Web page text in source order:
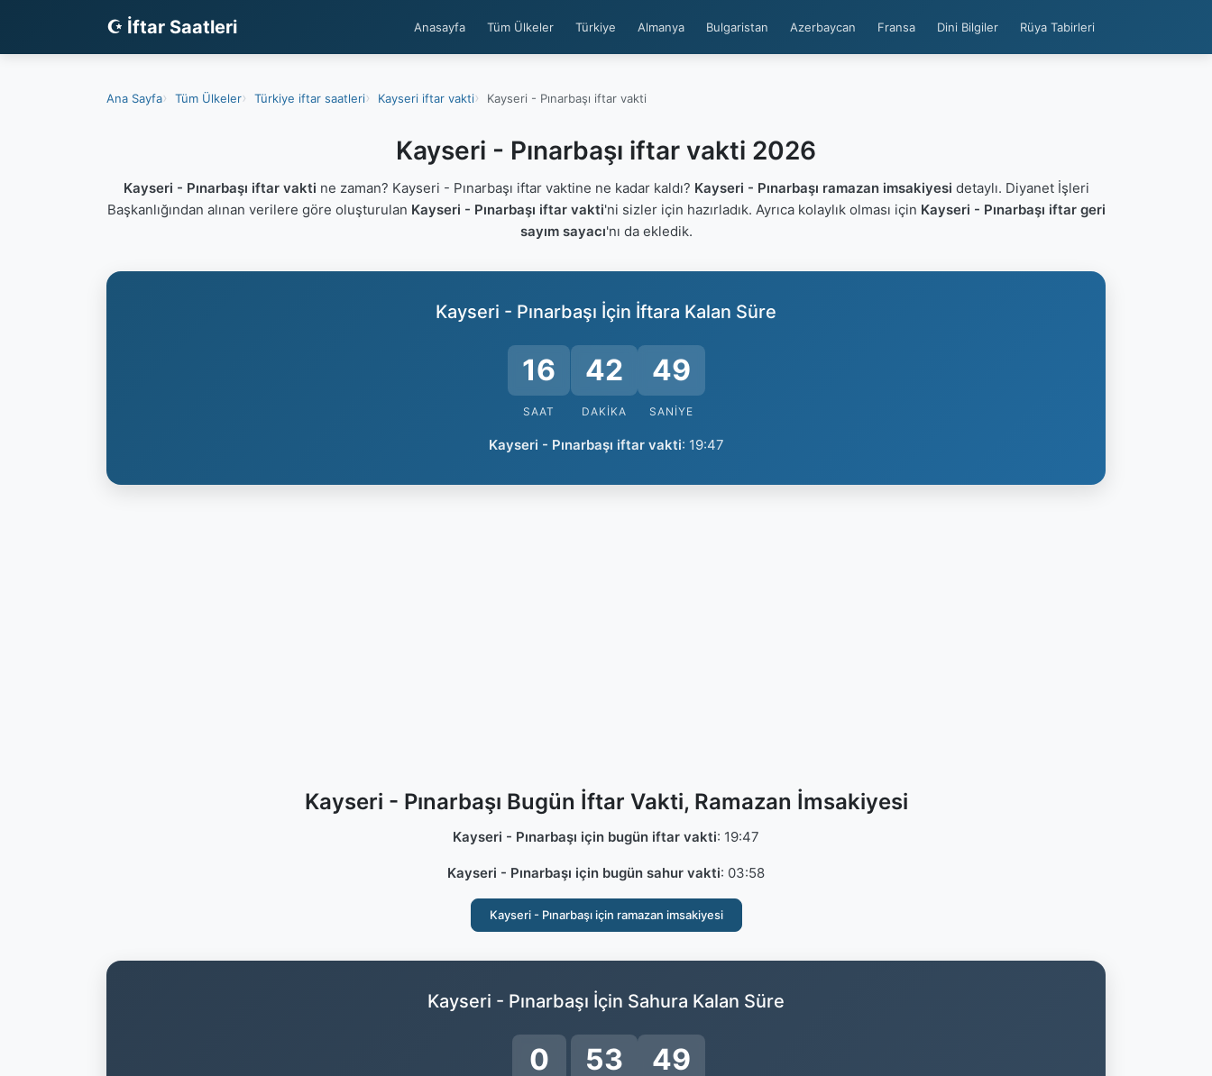
☪ İftar Saatleri Anasayfa Tüm Ülkeler Türkiye Almanya Bulgaristan Azerbaycan Fransa Dini Bilgiler Rüya Tabirleri
Ana Sayfa Tüm Ülkeler Türkiye iftar saatleri Kayseri iftar vakti Kayseri - Pınarbaşı iftar vakti
Kayseri - Pınarbaşı iftar vakti 2026
Kayseri - Pınarbaşı iftar vakti ne zaman? Kayseri - Pınarbaşı iftar vaktine ne kadar kaldı? Kayseri - Pınarbaşı ramazan imsakiyesi detaylı. Diyanet İşleri
Başkanlığından alınan verilere göre oluşturulan Kayseri - Pınarbaşı iftar vakti'ni sizler için hazırladık. Ayrıca kolaylık olması için Kayseri - Pınarbaşı iftar geri
sayım sayacı'nı da ekledik.
Kayseri - Pınarbaşı İçin İftara Kalan Süre
16
SAAT
42
DAKIKA
48
SANIYE
Kayseri - Pınarbaşı iftar vakti: 19:47
Kayseri - Pınarbaşı Bugün İftar Vakti, Ramazan İmsakiyesi
Kayseri - Pınarbaşı için bugün iftar vakti: 19:47
Kayseri - Pınarbaşı için bugün sahur vakti: 03:58
Kayseri - Pınarbaşı için ramazan imsakiyesi
Kayseri - Pınarbaşı İçin Sahura Kalan Süre
0 53 48